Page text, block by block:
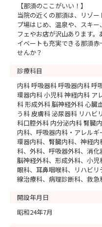
【那須のここがいい！】
当院の近くの那須は、リゾ
プ場はじめ、温泉や、スキ
フェやお店が沢山あります
イベートも充実できる那須
せんか？
診療科目
内科 呼吸器科 呼吸器内科 呼
環器内科 小児科 神経内科 ア
科 形成外科 脳神経外科 心臓
う科 皮膚科 泌尿器科 リハビ
科口腔外科 内分泌内科 腎臓
内科、呼吸器内科・アレル
環器内科、腎臓内科、神経
科、外科、呼吸器外科、消化
脳神経外科、形成外科、小児
眼科、耳鼻咽喉科、リハビ
線治療科、病理診断科、救
開設年月日
昭和24年7月